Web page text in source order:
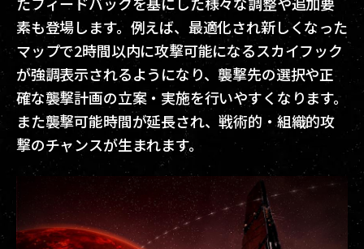
素も登場します。例えば、最適化され新しくなった
マップで2時間以内に攻撃可能になるスカイフック
が強調表示されるようになり、襲撃先の選択や正
確な襲撃計画の立案・実施を行いやすくなります。
また襲撃可能時間が延長され、戦術的・組織的攻
撃のチャンスが生まれます。